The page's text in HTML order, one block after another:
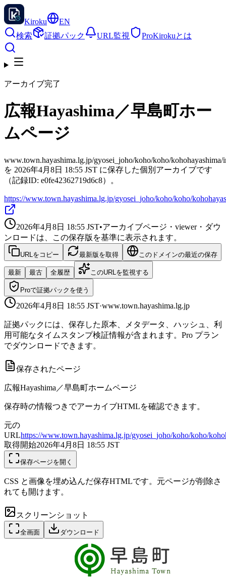
Kiroku
EN
検索
証拠パック URL監視 ProKirokuとは
アーカイブ完了
広報Hayashima／早島町ホー
ムページ
www.town.hayashima.lg.jp/gyosei_joho/koho/koho/kohohayashima/
を 2026年4月8日 18:55 JST に保存した個別アーカイブです
（記録ID: e0fe42362719d6c8）。
https://www.town.hayashima.lg.jp/gyosei_joho/koho/koho/
2026年4月8日 18:55 JST•アーカイブページ・viewer・ダウ
ンロードは、この保存版を基準に表示されます。
URLをコピー 最新版を取得 このドメインの最近の保存
最新 最古 全履歴 このURLを監視する
Proで証拠パックを使う
2026年4月8日 18:55 JST·www.town.hayashima.lg.jp
証拠パックには、保存した原本、メタデータ、ハッシュ、利
用可能なタイムスタンプ検証情報が含まれます。Pro プラン
でダウンロードできます。
保存されたページ
広報Hayashima／早島町ホームページ
保存時の情報つきでアーカイブHTMLを確認できます。
元の
URLhttps://www.town.hayashima.lg.jp/gyosei_joho/koho/koho/
取得開始2026年4月8日 18:55 JST
保存ページを開く
CSS と画像を埋め込んだ保存HTMLです。元ページが削除さ
れても開けます。
スクリーンショット
全画面 ダウンロード